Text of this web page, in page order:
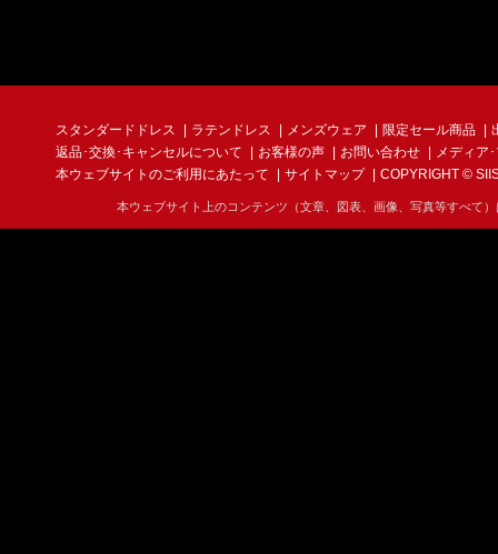
スタンダードドレス ラテンドレス メンズウェア 限定セール商品
返品･交換･キャンセルについて
お客様の声 お問い合わせ
メディア
本ウェブサイトのご利用にあたって
サイトマップ COPYRIGHT ©
本ウェブサイト上のコンテンツ（文章、図表、画像、写真等すべて